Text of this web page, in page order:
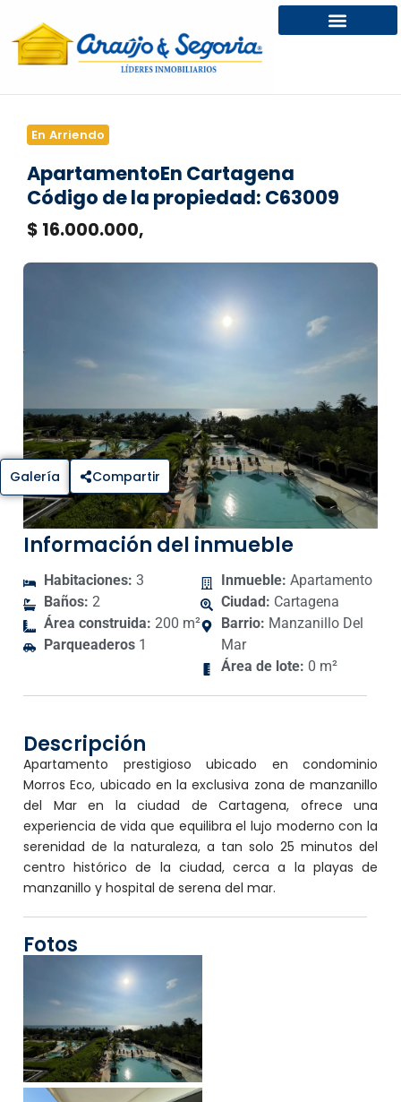
En Arriendo
ApartamentoEn Cartagena
Código de la propiedad: C63009
$ 16.000.000,
Galería Compartir
Información del inmueble
Habitaciones: 3
Baños: 2
Área construida: 200 m²
Parqueaderos 1
Inmueble: Apartamento
Ciudad: Cartagena
Barrio: Manzanillo Del
Mar
Área de lote: 0 m²
Descripción
Apartamento prestigioso ubicado en condominio
Morros Eco, ubicado en la exclusiva zona de manzanillo
del Mar en la ciudad de Cartagena, ofrece una
experiencia de vida que equilibra el lujo moderno con la
serenidad de la naturaleza, a tan solo 25 minutos del
centro histórico de la ciudad, cerca a la playas de
manzanillo y hospital de serena del mar.
Fotos